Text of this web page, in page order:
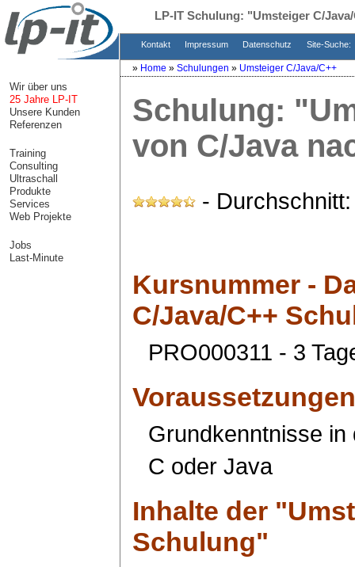
LP-IT Schulung: "Umsteiger C/
Kontakt Impressum Datenschutz Site-Suche:
» Home » Schulungen » Umsteiger C/Java/C++
Schulung:
von C/Java
-
Kursnummer -
C/Java/C++
PRO000311 - 3
Voraussetzungen
Grundkenntnisse
C oder Java
Inhalte der "
Schulung"
Wir über uns
25 Jahre LP-IT
Unsere Kunden
Referenzen
Training
Consulting
Ultraschall
Produkte
Services
Web Projekte
Jobs
Last-Minute